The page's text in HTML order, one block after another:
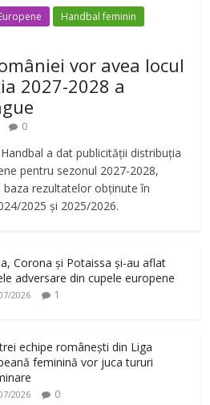
Handbal feminin
vor avea locul
2027-2028 a
0
a dat publicității distribuția
pentru sezonul 2027-2028,
rezultatelor obținute în
2025 și 2025/2026.
Corona și Potaissa și-au aflat
adversare din cupele europene
2026 1
echipe românești din Liga
feminină vor juca tururi
2026 0